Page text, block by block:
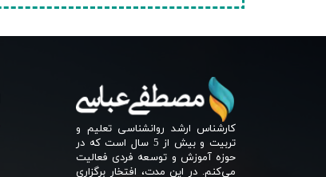
کارشناس ارشد روانشناسی تعلیم و
تربیت و بیش از 5 سال است که در
حوزه آموزش و توسعه فردی فعالیت
می‌کنم. در این مدت، افتخار برگزاری